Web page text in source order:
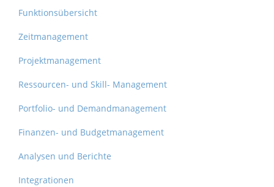
Funktionsübersicht
Zeitmanagement
Projektmanagement
Ressourcen- und Skill- Management
Portfolio- und Demandmanagement
Finanzen- und Budgetmanagement
Analysen und Berichte
Integrationen